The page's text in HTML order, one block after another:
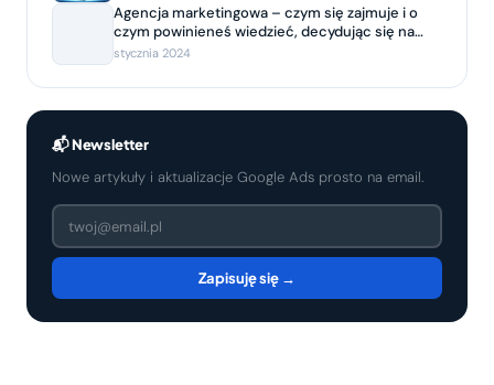
Agencja marketingowa – czym się zajmuje i o
czym powinieneś wiedzieć, decydując się na
współpracę?
stycznia 2024
📬 Newsletter
Nowe artykuły i aktualizacje Google Ads prosto na email.
Zapisuję się →